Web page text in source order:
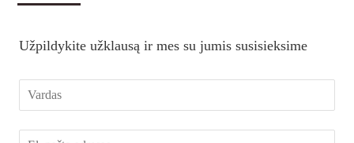
Užpildykite užklausą ir mes su jumis susisieksime